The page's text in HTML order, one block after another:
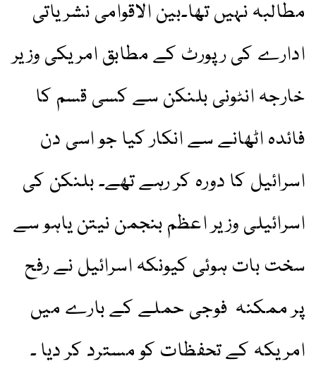
مطالبہ نہیں تھا۔بین الاقوامی نشریاتی
ادارے کی رپورٹ کے مطابق امریکی وزیر
خارجہ انٹونی بلنکن سے کسی قسم کا
فائدہ اٹھانے سے انکار کیا جو اسی دن
اسرائیل کا دورہ کر رہے تھے۔ بلنکن کی
اسرائیلی وزیر اعظم بنجمن نیتن یاہو سے
سخت بات ہوئی کیونکہ اسرائیل نے رفح
پر ممکنہ فوجی حملے کے بارے میں
امریکہ کے تحفظات کو مسترد کر دیا ۔